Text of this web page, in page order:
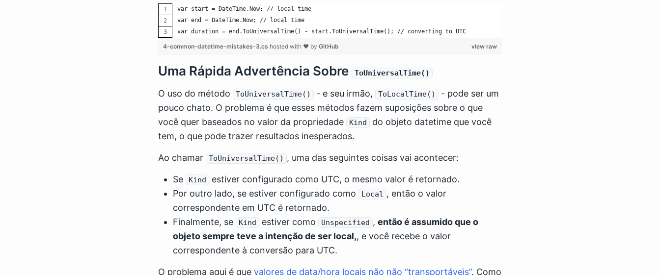
var start = DateTime.Now; // local time
var end = DateTime.Now; // local time
var duration = end.ToUniversalTime() - start.ToUniversalTime(); // converting to UTC
view raw
4-common-datetime-mistakes-3.cs hosted with ❤ by GitHub
Uma Rápida Advertência Sobre ToUniversalTime()
O uso do método ToUniversalTime() - e seu irmão, ToLocalTime()
- pode ser um
pouco chato. O problema é que esses métodos fazem suposições sobre o que
você quer baseados no valor da propriedade
Kind
do objeto datetime que você
tem, o que pode trazer resultados inesperados.
Ao chamar ToUniversalTime() , uma das seguintes coisas vai acontecer:
Se Kind
estiver configurado como UTC, o mesmo valor é retornado.
Por outro lado, se estiver configurado como
Local , então o valor
correspondente em UTC é retornado.
Finalmente, se
Kind estiver como Unspecified , então é assumido que o
objeto sempre teve a intenção de ser local,, e você recebe o valor
correspondente à conversão para UTC.
O problema aqui é que valores de data/hora locais não não “transportáveis”. Como